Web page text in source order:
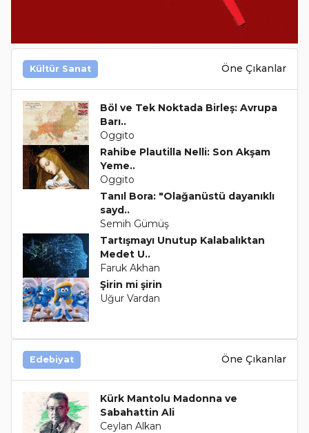
Kültür Sanat Öne Çıkanlar
Böl ve Tek Noktada Birleş: Avrupa
Barı..
Oggito
Rahibe Plautilla Nelli: Son Akşam
Yeme..
Oggito
Tanıl Bora: "Olağanüstü dayanıklı
sayd..
Semih Gümüş
Tartışmayı Unutup Kalabalıktan
Medet U..
Faruk Akhan
Şirin mi şirin
Uğur Vardan
Edebiyat Öne Çıkanlar
Kürk Mantolu Madonna ve
Sabahattin Ali
Ceylan Alkan